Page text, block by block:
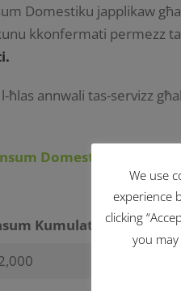
Domestiku japplikaw
kkonfermati permezz
ħlas annwali tas-servizz
Domestiku
Kumulattiv (kW fis-
We use
experience
clicking
you